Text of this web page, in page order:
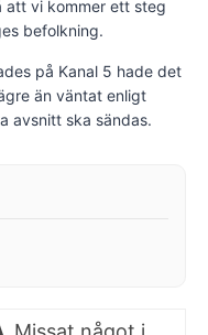
att vi kommer ett steg
befolkning.
på Kanal 5 hade det
än väntat enligt
avsnitt ska sändas.